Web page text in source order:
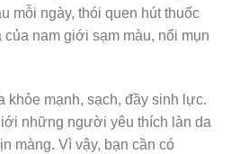
mỗi ngày, thói quen hút thuốc
nam giới sạm màu, nổi mụn
khỏe mạnh, sạch, đầy sinh lực.
những người yêu thích làn da
màng. Vì vậy, bạn cần có